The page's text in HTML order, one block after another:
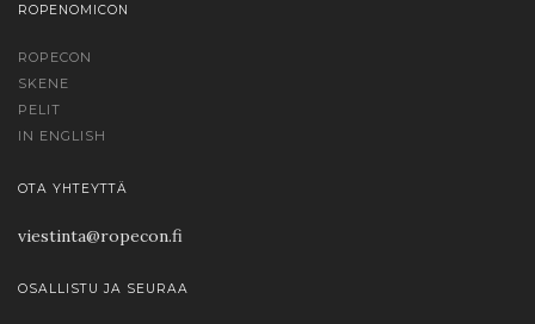
ROPENOMICON
ROPECON
SKENE
PELIT
IN ENGLISH
OTA YHTEYTTÄ
viestinta@ropecon.fi
OSALLISTU JA SEURAA